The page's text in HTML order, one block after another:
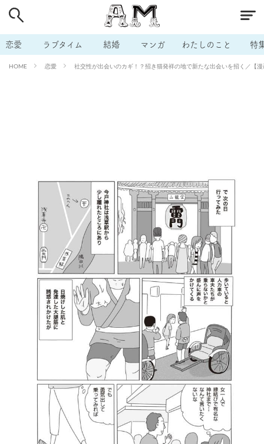
恋愛 ラブタイム 結婚 マンガ わたしのこと 特
HOME 恋愛 社交性が出会いのカギ！？招き猫発祥の地で新たな出会いを招く／【
# 男の本音 # セフレ
# 不倫 # 出会う方法 # マッチングアプリ
# ラブグッズ # 体の相性 # イケない